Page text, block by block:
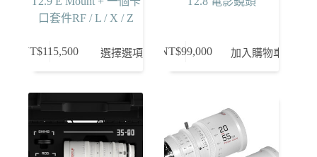
口套件RF / L / X / Z
NT$115,500 選擇選項 NT$99,000 加入購物車